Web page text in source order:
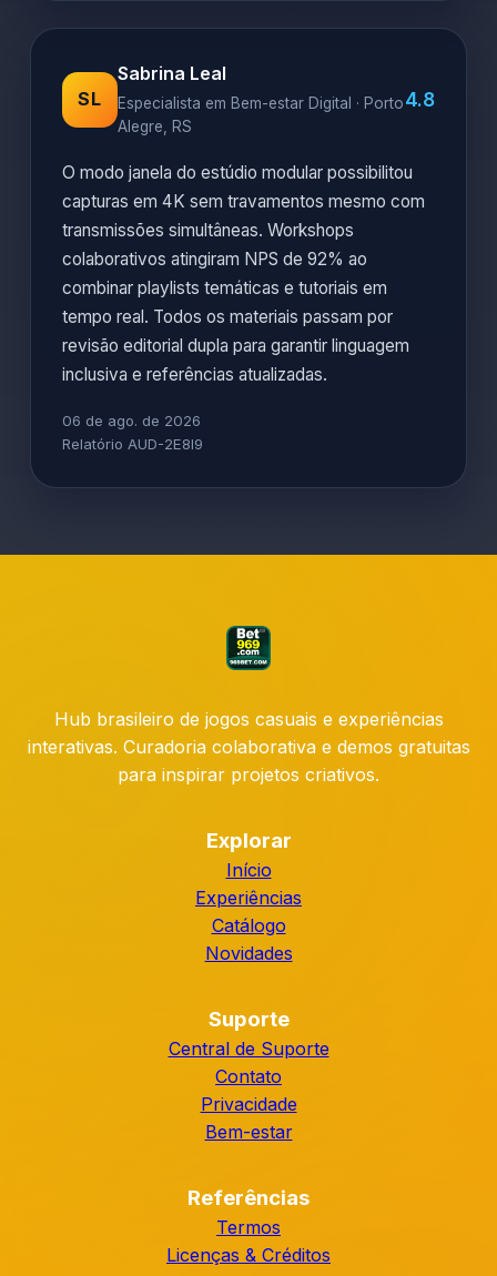
SL
Sabrina Leal
Especialista em Bem-estar Digital · Porto
Alegre, RS
4.8
O modo janela do estúdio modular possibilitou
capturas em 4K sem travamentos mesmo com
transmissões simultâneas. Workshops
colaborativos atingiram NPS de 92% ao
combinar playlists temáticas e tutoriais em
tempo real. Todos os materiais passam por
revisão editorial dupla para garantir linguagem
inclusiva e referências atualizadas.
06 de ago. de 2026
Relatório AUD-2E8I9
Hub brasileiro de jogos casuais e experiências
interativas. Curadoria colaborativa e demos gratuitas
para inspirar projetos criativos.
Explorar
Início
Experiências
Catálogo
Novidades
Suporte
Central de Suporte
Contato
Privacidade
Bem-estar
Referências
Termos
Licenças & Créditos